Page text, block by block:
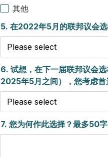
其他
5. 在2022年5月的联邦议会
6. 试想，在下一届联邦议会
2025年5月之间），您考虑首
7. 您为何作此选择？最多50字